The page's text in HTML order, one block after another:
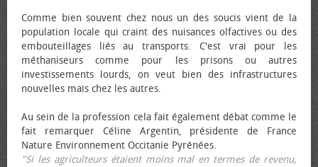
Comme bien souvent chez nous un des soucis vient de la
population locale qui craint des nuisances olfactives ou des
embouteillages liés au transports. C'est vrai pour les
méthaniseurs comme pour les prisons ou autres
investissements lourds, on veut bien des infrastructures
nouvelles mais chez les autres.
Au sein de la profession cela fait également débat comme le
fait remarquer Céline Argentin, présidente de France
Nature Environnement Occitanie Pyrénées.
"Si les agriculteurs étaient moins mal en termes de revenu,